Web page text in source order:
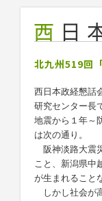
北九州519回
西日本政経懇話
研究センター長
地震から１年～
は次の通り。
阪神淡路大震
こと、新潟県中
が生まれること
しかし社会が